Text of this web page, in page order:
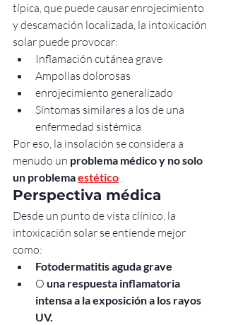
típica, que puede causar enrojecimiento
y descamación localizada, la intoxicación
solar puede provocar:
Inflamación cutánea grave
Ampollas dolorosas
enrojecimiento generalizado
Síntomas similares a los de una
enfermedad sistémica
Por eso, la insolación se considera a
menudo un problema médico y no solo
un problemaestético .
Perspectiva médica
Desde un punto de vista clínico, la
intoxicación solar se entiende mejor
como:
Fotodermatitis aguda grave
O una respuesta inflamatoria
intensa a la exposición a los rayos
UV.